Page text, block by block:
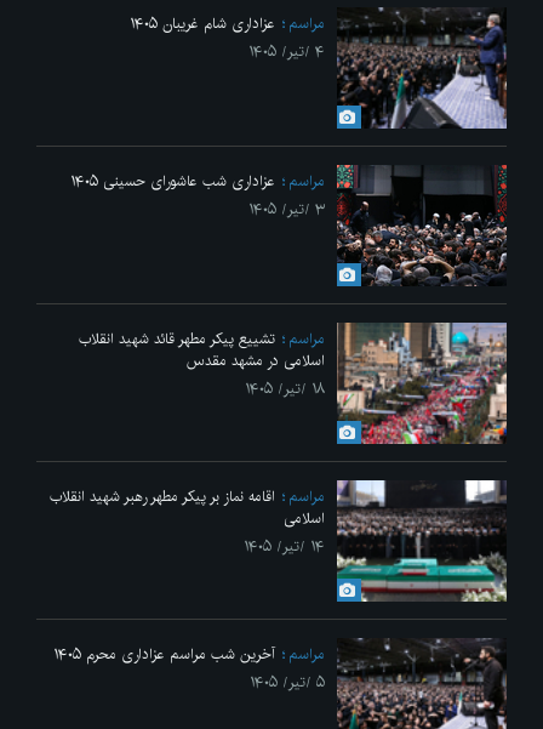
مراسم
عزاداری شام غریبان ۱۴۰۵
۴ /تیر/ ۱۴۰۵
مراسم
عزاداری شب عاشورای حسینی ۱۴۰۵
۳ /تیر/ ۱۴۰۵
مراسم
تشییع پیکر مطهر قائد شهید انقلاب
اسلامی در مشهد مقدس
۱۸ /تیر/ ۱۴۰۵
مراسم
اقامه نماز بر پیکر مطهر رهبر شهید انقلاب
اسلامی
۱۴ /تیر/ ۱۴۰۵
مراسم
آخرین شب مراسم عزاداری محرم ۱۴۰۵
۵ /تیر/ ۱۴۰۵